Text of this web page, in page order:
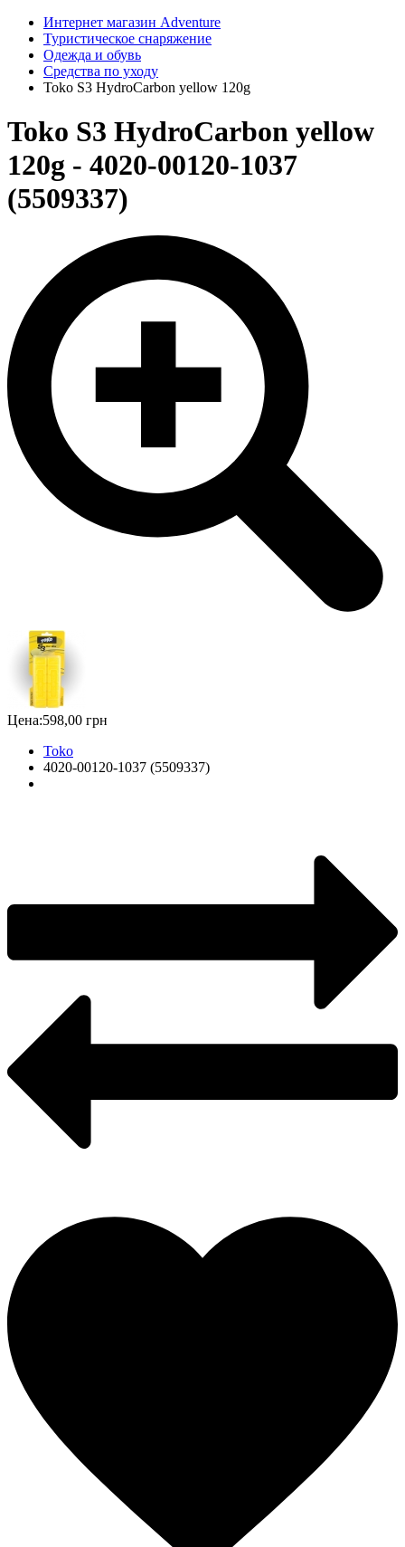
Интернет магазин Adventure
Туристическое снаряжение
Одежда и обувь
Средства по уходу
Toko S3 HydroCarbon yellow 120g
Toko S3 HydroCarbon yellow
120g - 4020-00120-1037
(5509337)
Цена:598,00 грн
Toko
4020-00120-1037 (5509337)